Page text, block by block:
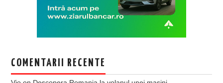
COMENTARII RECENTE